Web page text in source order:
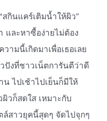
กินแคร์เติมน้ำให้ผิว”
และหาซื้อง่ายไม่ต้อง
ามนี้เกิดมาเพื่อเธอเลย
ปังที่ชาวเน็ตการันตีว่าดี
น ไปเช้าไปเย็นก็มีให้
วก็สดใส เหมาะกับ
ล์สาวยุคนี้สุดๆ จัดไปจุกๆ